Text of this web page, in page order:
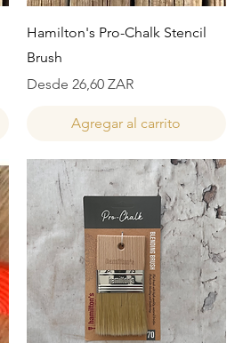
Vista rápida
Hamilton's Pro-Chalk Stencil
Brush
Desde 26,60 ZAR
Precio de oferta
Agregar al carrito